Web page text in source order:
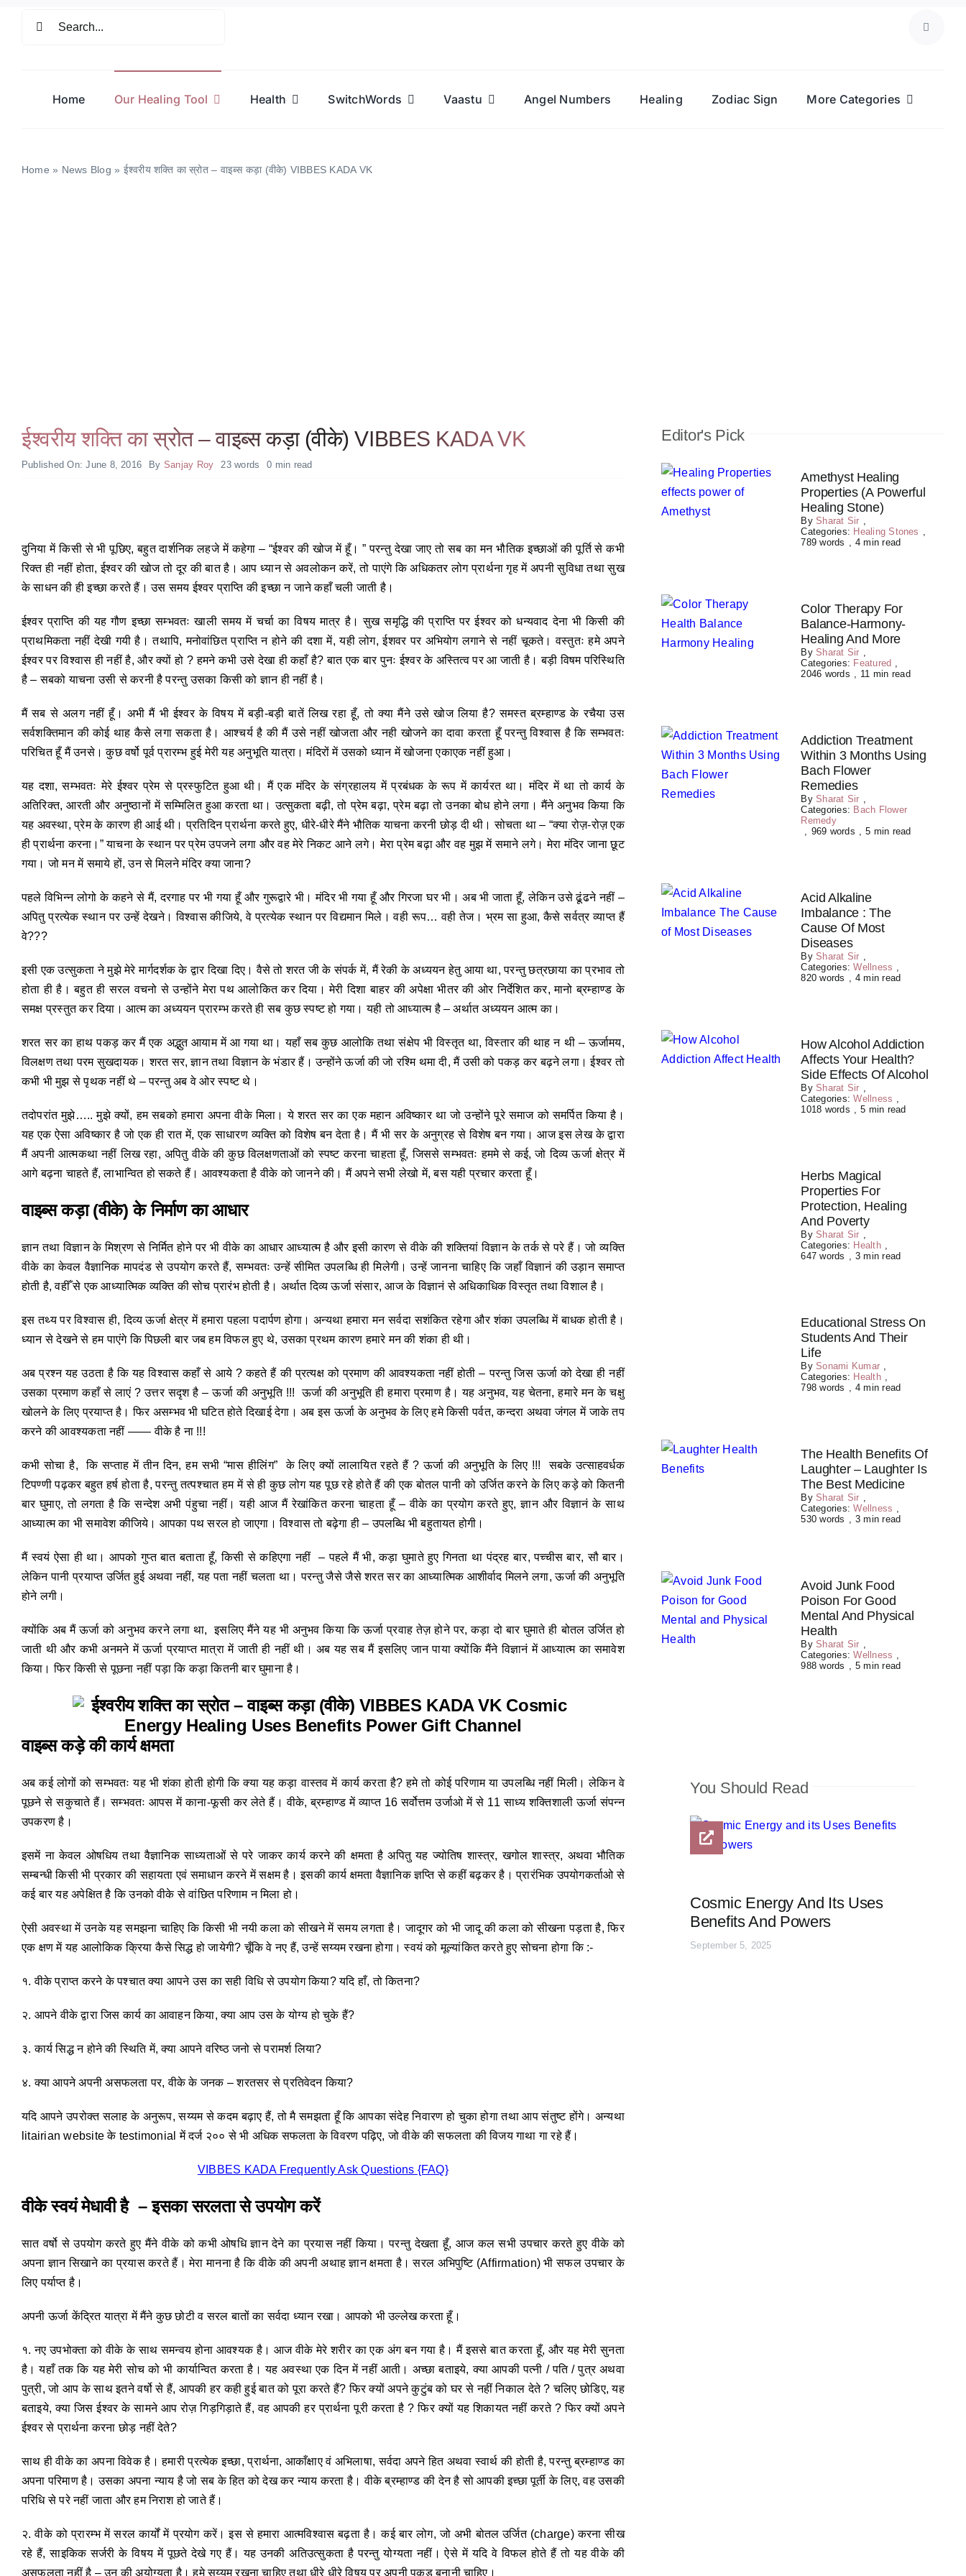
Home Our Healing Tool Health SwitchWords Vaastu Angel Numbers Healing Zodiac Sign More Categories
Home » News Blog » ईश्वरीय शक्ति का स्रोत – वाइब्स कड़ा (वीके) VIBBES KADA VK
ईश्वरीय शक्ति का स्रोत – वाइब्स कड़ा (वीके) VIBBES KADA VK
Published On: June 8, 2016 By Sanjay Roy 23 words 0 min read
दुनिया में किसी से भी पूछिए, बहुत दार्शनिक लहजे में कहेगा – “ईश्वर की खोज में हूँ। ” परन्तु देखा जाए तो सब का मन भौतिक इच्छाओं की पूर्ति से कभी
रिक्त ही नहीं होता, ईश्वर की खोज तो दूर की बात है। आप ध्यान से अवलोकन करें, तो पाएंगे कि अधिकतर लोग प्रार्थना गृह में अपनी सुविधा तथा सुख
के साधन की ही इच्छा करते हैं। उस समय ईश्वर प्राप्ति की इच्छा न जाने कहाँ चली जाती है।
ईश्वर प्राप्ति की यह गौण इच्छा सम्भवतः खाली समय में चर्चा का विषय मात्र है। सुख समृद्धि की प्राप्ति पर ईश्वर को धन्यवाद देना भी किसी की
प्राथमिकता नहीं देखी गयी है। तथापि, मनोवांछित प्राप्ति न होने की दशा में, यही लोग, ईशवर पर अभियोग लगाने से नहीं चूकते। वस्तुतः हमे अपने
ईश्वर पर विश्वास ही नहीं है, और क्यों हो ? हमने कभी उसे देखा ही कहाँ है? बात एक बार पुनः ईश्वर के अस्तित्व पर आ जाती है। बड़ी विषम परिस्थिति
है – सबको याचना उसी से करनी है परन्तु उसका किसी को ज्ञान ही नहीं है।
मैं सब से अलग नहीं हूँ। अभी मैं भी ईश्वर के विषय में बड़ी-बड़ी बातें लिख रहा हूँ, तो क्या मैंने उसे खोज लिया है? समस्त ब्रम्हाण्ड के रचैया उस
सर्वशक्तिमान की कोई थाह कैसे लगा सकता है। आश्चर्य है की मैं उसे नहीं खोजता और नही खोजने का दावा करता हूँ परन्तु विश्वास है कि सम्भवतः
परिचित हूँ मैं उनसे। कुछ वर्षो पूर्व प्रारम्भ हुई मेरी यह अनुभूति यात्रा। मंदिरों में उसको ध्यान में खोजना एकाएक नहीं हुआ।
यह दशा, सम्भवतः मेरे ईश्वर प्रेम से प्रस्फुटित हुआ थी। मैं एक मंदिर के संग्रहालय में प्रबंधक के रूप में कार्यरत था। मंदिर में था तो कार्य के
अतिरिक्त, आरती और अनुष्ठानों में सम्मिलित हुआ करता था। उत्सुकता बढ़ी, तो प्रेम बढ़ा, प्रेम बढ़ा तो उनका बोध होने लगा। मैंने अनुभव किया कि
यह अवस्था, प्रेम के कारण ही आई थी। प्रतिदिन प्रार्थना करते हुए, धीरे-धीरे मैंने भौतिक याचना करनी छोड़ दी थी। सोचता था – “क्या रोज़-रोज़ एक
ही प्रार्थना करना।” याचना के स्थान पर प्रेम उपजने लगा और वह मेरे निकट आने लगे। मेरा प्रेम बढ़ा और वह मुझ में समाने लगे। मेरा मंदिर जाना छूट
गया। जो मन में समाये हों, उन से मिलने मंदिर क्या जाना?
पहले विभिन्न लोगो के कहने से मैं, दरगाह पर भी गया हूँ और गुरूद्वारे भी। मंदिर भी गया हूँ और गिरजा घर भी। अब भी जाता हूँ, लेकिन उसे ढूंढने नहीं –
अपितु प्रत्येक स्थान पर उन्हें देखने। विश्वास कीजिये, वे प्रत्येक स्थान पर विद्यमान मिले। वही रूप… वही तेज। भ्रम सा हुआ, कैसे सर्वत्र व्याप्त हैं
वे???
इसी एक उत्सुकता ने मुझे मेरे मार्गदर्शक के द्वार दिखा दिए। वैसे तो शरत जी के संपर्क में, मैं रेकी के अध्ययन हेतु आया था, परन्तु छत्रछाया का प्रभाव तो
होता ही है। बहुत ही सरल वचनो से उन्होंने मेरा पथ आलोकित कर दिया। मेरी दिशा बाहर की अपेक्षा भीतर की ओर निर्देशित कर, मानो ब्रम्हाण्ड के
समक्ष प्रस्तुत कर दिया। आत्म का अध्ययन प्रारम्भ करते ही सब कुछ स्पष्ट हो गया। यही तो आध्यात्म है – अर्थात अध्ययन आत्म का।
शरत सर का हाथ पकड़ कर मैं एक अद्भुत आयाम में आ गया था। यहाँ सब कुछ आलोकि तथा संक्षेप भी विस्तृत था, विस्तार की थाह न थी – ऊर्जामय,
विलक्षण तथा परम सुखदायक। शरत सर, ज्ञान तथा विज्ञान के भंडार हैं। उन्होंने ऊर्जा की जो रश्मि थमा दी, मैं उसी को पकड़ कर बढ़ने लगा। ईश्वर तो
कभी भी मुझ से पृथक नहीं थे – परन्तु अब वे ओर स्पष्ट थे।
तदोपरांत मुझे….. मुझे क्यों, हम सबको हमारा अपना वीके मिला। ये शरत सर का एक महान अविष्कार था जो उन्होंने पूरे समाज को समर्पित किया है।
यह एक ऐसा अविष्कार है जो एक ही रात में, एक साधारण व्यक्ति को विशेष बन देता है। मैं भी सर के अनुग्रह से विशेष बन गया। आज इस लेख के द्वारा
मैं अपनी आत्मकथा नहीं लिख रहा, अपितु वीके की कुछ विलक्षणताओं को स्पष्ट करना चाहता हूँ, जिससे सम्भवतः हममे से कई, जो दिव्य ऊर्जा क्षेत्र में
आगे बढ़ना चाहते हैं, लाभान्वित हो सकते हैं। आवश्यकता है वीके को जानने की। मैं अपने सभी लेखो में, बस यही प्रचार करता हूँ।
वाइब्स कड़ा(वीके)के निर्माण का आधार
ज्ञान तथा विज्ञान के मिश्रण से निर्मित होने पर भी वीके का आधार आध्यात्म है और इसी कारण से वीके की शक्तियां विज्ञान के तर्क से परे हैं। जो व्यक्ति
वीके का केवल वैज्ञानिक मापदंड से उपयोग करते हैं, सम्भवतः उन्हें सीमित उपलब्धि ही मिलेगी। उन्हें जानना चाहिए कि जहाँ विज्ञानं की उड़ान समाप्त
होती है, वहीँ से एक आध्यात्मिक व्यक्ति की सोच प्रारंभ होती है। अर्थात दिव्य ऊर्जा संसार, आज के विज्ञानं से अधिकाधिक विस्तृत तथा विशाल है।
इस तथ्य पर विश्वास ही, दिव्य ऊर्जा क्षेत्र में हमारा पहला पदार्पण होगा। अन्यथा हमारा मन सर्वदा सशंकित रहेगा और शंका उपलब्धि में बाधक होती है।
ध्यान से देखने से हम पाएंगे कि पिछली बार जब हम विफल हुए थे, उसका प्रथम कारण हमारे मन की शंका ही थी।
अब प्रश्न यह उठता है कि यह विश्वास कहाँ से आये ? कहते हैं की प्रत्यक्ष को प्रमाण की आवश्यकता नहीं होती – परन्तु जिस ऊर्जा को देखा ही नहीं
उसका प्रमाण कहाँ से लाएं ? उत्तर सदृश है – ऊर्जा की अनुभूति !!! ऊर्जा की अनुभूति ही हमारा प्रमाण है। यह अनुभव, यह चेतना, हमारे मन के चक्षु
खोलने के लिए प्रयाप्त है। फिर असम्भव भी घटित होते दिखाई देगा। अब इस ऊर्जा के अनुभव के लिए हमे किसी पर्वत, कन्दरा अथवा जंगल में जाके तप
करने की आवश्यकता नहीं —— वीके है ना !!!
कभी सोचा है, कि सप्ताह में तीन दिन, हम सभी “मास हीलिंग” के लिए क्यों लालायित रहते हैं ? ऊर्जा की अनुभूति के लिए !!! सबके उत्साहवर्धक
टिपण्णी पढ़कर बहुत हर्ष होता है, परन्तु तत्पश्चात हम में से ही कुछ लोग यह पूछ रहे होते हैं की एक बोतल पानी को उर्जित करने के लिए कड़े को कितनी
बार घुमाए, तो लगता है कि सन्देश अभी पंहुचा नहीं। यही आज मैं रेखांकित करना चाहता हूँ – वीके का प्रयोग करते हुए, ज्ञान और विज्ञानं के साथ
आध्यात्म का भी समावेश कीजिये। आपका पथ सरल हो जाएगा। विश्वास तो बढ़ेगा ही – उपलब्धि भी बहुतायत होगी।
मैं स्वयं ऐसा ही था। आपको गुप्त बात बताता हूँ, किसी से कहिएगा नहीं – पहले मैं भी, कड़ा घुमाते हुए गिनता था पंद्रह बार, पच्चीस बार, सौ बार।
लेकिन पानी प्रयाप्त उर्जित हुई अथवा नहीं, यह पता नहीं चलता था। परन्तु जैसे जैसे शरत सर का आध्यात्मिक आशीर्वाद मिलने लगा, ऊर्जा की अनुभूति
होने लगी।
क्योंकि अब मैं ऊर्जा को अनुभव करने लगा था, इसलिए मैंने यह भी अनुभव किया कि ऊर्जा प्रवाह तेज़ होने पर, कड़ा दो बार घुमाते ही बोतल उर्जित हो
जाती थी और कभी अनमने में ऊर्जा प्रयाप्त मात्रा में जाती ही नहीं थी। अब यह सब मैं इसलिए जान पाया क्योंकि मैंने विज्ञानं में आध्यात्म का समावेश
किया। फिर किसी से पूछना नहीं पड़ा कि कड़ा कितनी बार घुमाना है।
वाइब्स कड़े की कार्य क्षमता
अब कई लोगों को सम्भवतः यह भी शंका होती होगी कि क्या यह कड़ा वास्तव में कार्य करता है? हमे तो कोई परिणाम या उपलब्धि नहीं मिली। लेकिन वे
पूछने से सकुचाते हैं। सम्भवतः आपस में काना-फूसी कर लेते हैं। वीके, ब्रम्हाण्ड में व्याप्त 16 सर्वोत्तम उर्जाओ में से 11 साध्य शक्तिशाली ऊर्जा संपन्न
उपकरण है।
इसमें ना केवल ओषधिय तथा वैज्ञानिक साध्यताओं से परे जाकर कार्य करने की क्षमता है अपितु यह ज्योतिष शास्त्र, खगोल शास्त्र, अथवा भौतिक
सम्बन्धी किसी भी प्रकार की सहायता एवं समाधान करने में सक्षम है। इसकी कार्य क्षमता वैज्ञानिक ज्ञप्ति से कहीं बढ़कर है। प्रारंभिक उपयोगकर्ताओ से
कई बार यह अपेक्षित है कि उनको वीके से वांछित परिणाम न मिला हो।
ऐसी अवस्था में उनके यह समझना चाहिए कि किसी भी नयी कला को सीखने में समय लगता है। जादूगर को भी जादू की कला को सीखना पड़ता है, फिर
एक क्षण में यह आलोकिक क्रिया कैसे सिद्ध हो जायेगी? चूँकि वे नए हैं, उन्हें सय्यम रखना होगा। स्वयं को मूल्यांकित करते हुए सोचना होगा कि :-
१. वीके प्राप्त करने के पश्चात क्या आपने उस का सही विधि से उपयोग किया? यदि हाँ, तो कितना?
२. आपने वीके द्वारा जिस कार्य का आवाहन किया, क्या आप उस के योग्य हो चुके हैं?
३. कार्य सिद्ध न होने की स्थिति में, क्या आपने वरिष्ठ जनो से परामर्श लिया?
४. क्या आपने अपनी असफलता पर, वीके के जनक – शरतसर से प्रतिवेदन किया?
यदि आपने उपरोक्त सलाह के अनुरूप, सय्यम से कदम बढ़ाए हैं, तो मै समझता हूँ कि आपका संदेह निवारण हो चुका होगा तथा आप संतुष्ट होंगे। अन्यथा
litairian website के testimonial में दर्ज २०० से भी अधिक सफलता के विवरण पढ़िए, जो वीके की सफलता की विजय गाथा गा रहे हैं।
VIBBES KADA Frequently Ask Questions {FAQ}
वीके स्वयं मेधावी है–इसका सरलता से उपयोग करें
सात वर्षो से उपयोग करते हुए मैंने वीके को कभी ओषधि ज्ञान देने का प्रयास नहीं किया। परन्तु देखता हूँ, आज कल सभी उपचार करते हुए वीके को
अपना ज्ञान सिखाने का प्रयास करते हैं। मेरा मानना है कि वीके की अपनी अथाह ज्ञान क्षमता है। सरल अभिपुष्टि (Affirmation) भी सफल उपचार के
लिए पर्याप्त है।
अपनी ऊर्जा केंद्रित यात्रा में मैंने कुछ छोटी व सरल बातों का सर्वदा ध्यान रखा। आपको भी उल्लेख करता हूँ।
१. नए उपभोक्ता को वीके के साथ समन्वय होना आवश्यक है। आज वीके मेरे शरीर का एक अंग बन गया है। मैं इससे बात करता हूँ, और यह मेरी सुनता
है। यहाँ तक कि यह मेरी सोच को भी कार्यान्वित करता है। यह अवस्था एक दिन में नहीं आती। अच्छा बताइये, क्या आपकी पत्नी / पति / पुत्र अथवा
पुत्री, जो आप के साथ इतने वर्षो से हैं, आपकी हर कही हुई बात को पूरा करते हैं? फिर क्यों अपने कुटुंब को घर से नहीं निकाल देते ? चलिए छोडिए, यह
बताइये, क्या जिस ईश्वर के सामने आप रोज़ गिड़गिड़ाते हैं, वह आपकी हर प्रार्थना पूरी करता है ? फिर क्यों यह शिकायत नहीं करते ? फिर क्यों अपने
ईश्वर से प्रार्थना करना छोड़ नहीं देते?
साथ ही वीके का अपना विवेक है। हमारी प्रत्येक इच्छा, प्रार्थना, आकाँक्षाए वं अभिलाषा, सर्वदा अपने हित अथवा स्वार्थ की होती है, परन्तु ब्रम्हाण्ड का
अपना परिमाण है। उसका अपना न्याय है जो सब के हित को देख कर न्याय करता है। वीके ब्रम्हाण्ड की देन है सो आपकी इच्छा पूर्ती के लिए, वह उसकी
परिधि से परे नहीं जाता और हम निराश हो जाते हैं।
२. वीके को प्रारम्भ में सरल कार्यों में प्रयोग करें। इस से हमारा आत्मविश्वास बढ़ता है। कई बार लोग, जो अभी बोतल उर्जित (charge) करना सीख
रहे हैं, साइकिक सर्जरी के विषय में पूछते देखे गए हैं। यह उनकी अतिउत्सुकता है परन्तु योग्यता नहीं। ऐसे में यदि वे विफल होते हैं तो यह वीके की
असफलता नहीं है – उन की अयोग्यता है। हमे सय्यम रखना चाहिए तथा धीरे धीरे विषय पर अपनी पकड़ बनानी चाहिए।
Editor's Pick
Amethyst Healing
Properties (A Powerful
Healing Stone)
BySharat Sir
Categories: Healing Stones
789 words
4 min read
Color Therapy For
Balance-Harmony-
Healing And More
BySharat Sir
Categories: Featured
2046 words
11 min read
Addiction Treatment
Within 3 Months Using
Bach Flower
Remedies
BySharat Sir
Categories: Bach Flower
Remedy
969 words 5 min read
Acid Alkaline
Imbalance : The
Cause Of Most
Diseases
BySharat Sir
Categories:Wellness
820 words
4 min read
How Alcohol Addiction
Affects Your Health?
Side Effects Of Alcohol
BySharat Sir
Categories:Wellness
1018 words
5 min read
Herbs Magical
Properties For
Protection, Healing
And Poverty
BySharat Sir
Categories: Health
647 words
3 min read
Educational Stress On
Students And Their
Life
BySonami Kumar
Categories: Health
798 words
4 min read
The Health Benefits Of
Laughter – Laughter Is
The Best Medicine
BySharat Sir
Categories:Wellness
530 words
3 min read
Avoid Junk Food
Poison For Good
Mental And Physical
Health
BySharat Sir
Categories:Wellness
988 words
5 min read
You Should Read
Cosmic Energy And Its Uses
Benefits And Powers
September 5, 2025